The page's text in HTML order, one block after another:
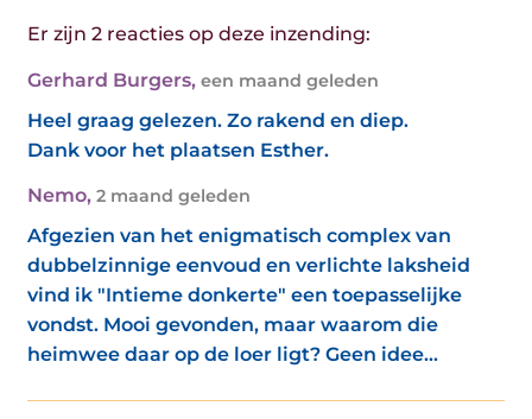
Er zijn 2 reacties op deze inzending:
Gerhard Burgers, een maand geleden
Heel graag gelezen. Zo rakend en diep.
Dank voor het plaatsen Esther.
Nemo, 2 maand geleden
Afgezien van het enigmatisch complex van
dubbelzinnige eenvoud en verlichte laksheid
vind ik "Intieme donkerte" een toepasselijke
vondst. Mooi gevonden, maar waarom die
heimwee daar op de loer ligt? Geen idee...